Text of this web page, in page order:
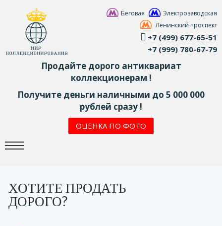
Беговая
Электрозаводская
Ленинский проспект
+7 (499) 677-65-51
+7 (999) 780-67-79
Продайте дорого антиквариат
коллекционерам !
Получите деньги наличными до 5 000 000
рублей сразу !
ОЦЕНКА ПО ФОТО
ХОТИТЕ ПРОДАТЬ
ДОРОГО?